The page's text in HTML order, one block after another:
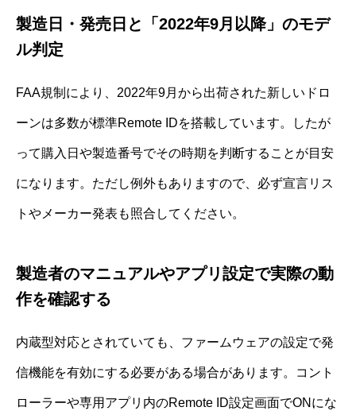
製造日・発売日と「2022年9月以降」のモデ
ル判定
FAA規制により、2022年9月から出荷された新しいドロ
ーンは多数が標準Remote IDを搭載しています。したが
って購入日や製造番号でその時期を判断することが目安
になります。ただし例外もありますので、必ず宣言リス
トやメーカー発表も照合してください。
製造者のマニュアルやアプリ設定で実際の動
作を確認する
内蔵型対応とされていても、ファームウェアの設定で発
信機能を有効にする必要がある場合があります。コント
ローラーや専用アプリ内のRemote ID設定画面でONにな